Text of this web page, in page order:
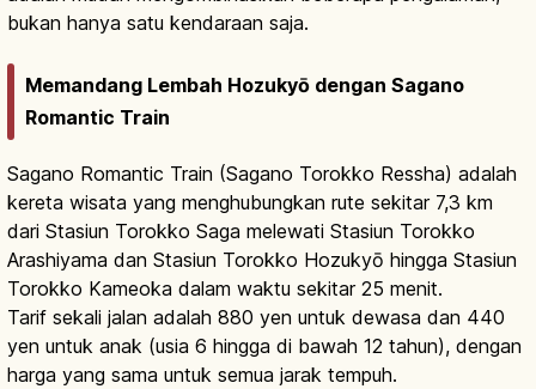
bukan hanya satu kendaraan saja.
Memandang Lembah Hozukyō dengan Sagano
Romantic Train
Sagano Romantic Train (Sagano Torokko Ressha) adalah
kereta wisata yang menghubungkan rute sekitar 7,3 km
dari Stasiun Torokko Saga melewati Stasiun Torokko
Arashiyama dan Stasiun Torokko Hozukyō hingga Stasiun
Torokko Kameoka dalam waktu sekitar 25 menit.
Tarif sekali jalan adalah 880 yen untuk dewasa dan 440
yen untuk anak (usia 6 hingga di bawah 12 tahun), dengan
harga yang sama untuk semua jarak tempuh.